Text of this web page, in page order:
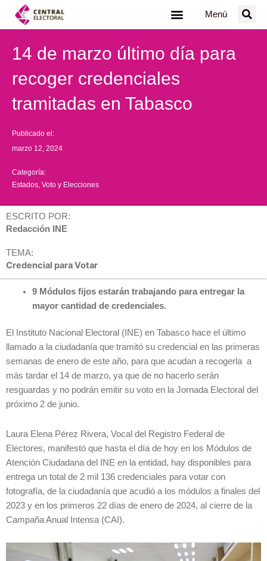
Menú
14 de marzo último día para
recoger credenciales
tramitadas en Tabasco
Publicado el:
marzo 12, 2024
Categoría:
Estados Voto y Elecciones
ESCRITO POR:
Redacción INE
TEMA:
Credencial para Votar
9 Módulos fijos estarán trabajando para entregar la
mayor cantidad de credenciales.
El Instituto Nacional Electoral (INE) en Tabasco hace el último
llamado a la ciudadanía que tramitó su credencial en las primeras
semanas de enero de este año, para que acudan a recogerla a
más tardar el 14 de marzo, ya que de no hacerlo serán
resguardas y no podrán emitir su voto en la Jornada Electoral del
próximo 2 de junio.
Laura Elena Pérez Rivera, Vocal del Registro Federal de
Electores, manifestó que hasta el día de hoy en los Módulos de
Atención Ciudadana del INE en la entidad, hay disponibles para
entrega un total de 2 mil 136 credenciales para votar con
fotografía, de la ciudadanía que acudió a los módulos a finales del
2023 y en los primeros 22 días de enero de 2024, al cierre de la
Campaña Anual Intensa (CAI).